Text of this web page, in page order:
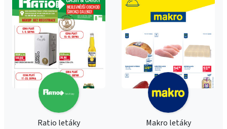
Ratio letáky Makro letáky